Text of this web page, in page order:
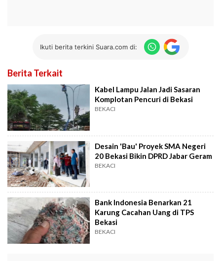
Ikuti berita terkini Suara.com di:
Berita Terkait
Kabel Lampu Jalan Jadi Sasaran
Komplotan Pencuri di Bekasi
BEKACI
Desain 'Bau' Proyek SMA Negeri
20 Bekasi Bikin DPRD Jabar Geram
BEKACI
Bank Indonesia Benarkan 21
Karung Cacahan Uang di TPS
Bekasi
BEKACI